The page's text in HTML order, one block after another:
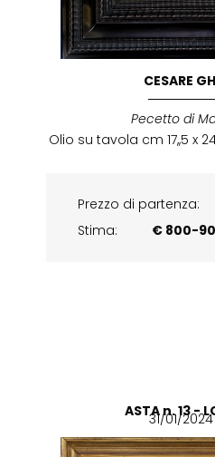
CESARE
Pecetto di
Olio su tavola cm 17,,5 x
Prezzo di partenza:
Stima:
€ 800-
ASTA n. 13 -
31/01/